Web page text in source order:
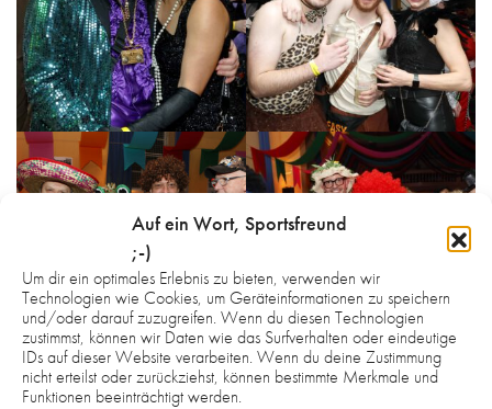
Auf ein Wort, Sportsfreund
;-)
Um dir ein optimales Erlebnis zu bieten, verwenden wir
Technologien wie Cookies, um Geräteinformationen zu speichern
und/oder darauf zuzugreifen. Wenn du diesen Technologien
zustimmst, können wir Daten wie das Surfverhalten oder eindeutige
IDs auf dieser Website verarbeiten. Wenn du deine Zustimmung
nicht erteilst oder zurückziehst, können bestimmte Merkmale und
Funktionen beeinträchtigt werden.